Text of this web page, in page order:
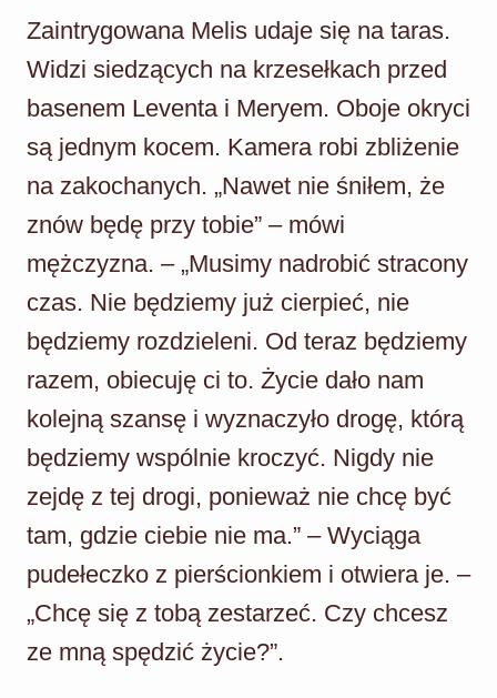
Zaintrygowana Melis udaje się na taras.
Widzi siedzących na krzesełkach przed
basenem Leventa i Meryem. Oboje okryci
są jednym kocem. Kamera robi zbliżenie
na zakochanych. „Nawet nie śniłem, że
znów będę przy tobie” – mówi
mężczyzna. – „Musimy nadrobić stracony
czas. Nie będziemy już cierpieć, nie
będziemy rozdzieleni. Od teraz będziemy
razem, obiecuję ci to. Życie dało nam
kolejną szansę i wyznaczyło drogę, którą
będziemy wspólnie kroczyć. Nigdy nie
zejdę z tej drogi, ponieważ nie chcę być
tam, gdzie ciebie nie ma.” – Wyciąga
pudełeczko z pierścionkiem i otwiera je. –
„Chcę się z tobą zestarzeć. Czy chcesz
ze mną spędzić życie?”.